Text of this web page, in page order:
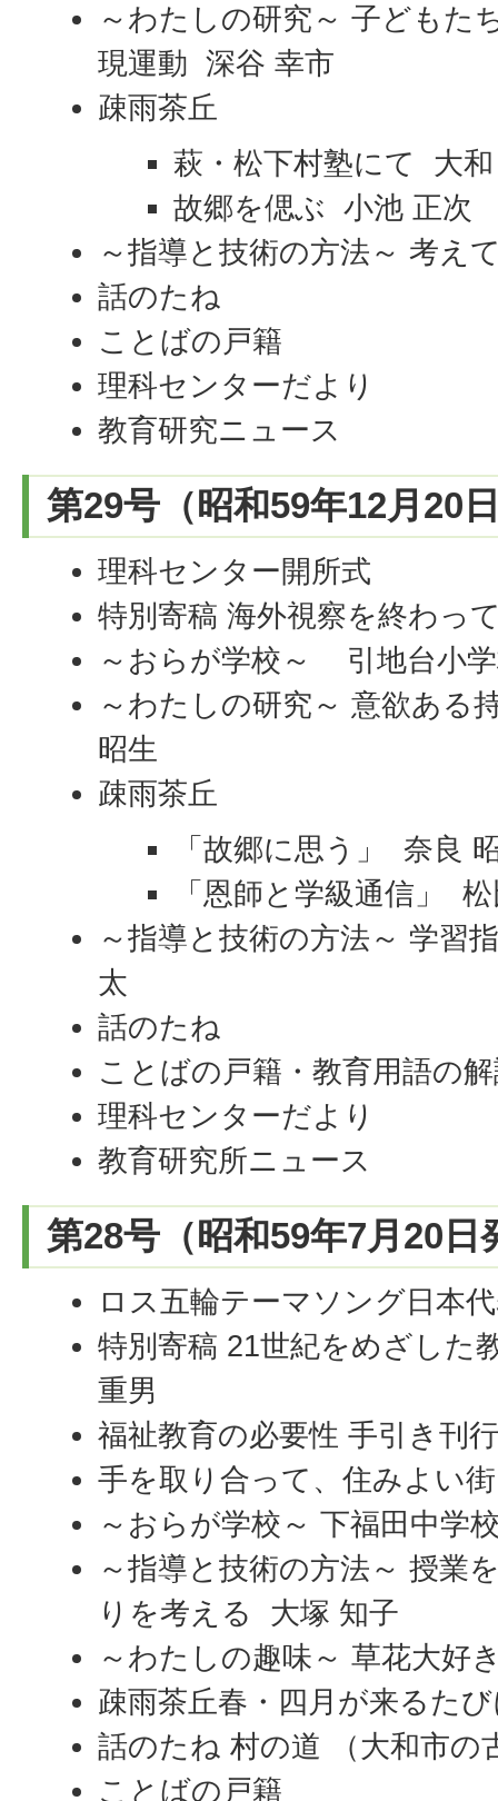
～わたしの研究～ 子どもた
現運動 深谷 幸市
疎雨茶丘
萩・松下村塾にて 大
故郷を偲ぶ 小池 正次
～指導と技術の方法～ 考え
話のたね
ことばの戸籍
理科センターだより
教育研究ニュース
第29号（昭和59年12月20
理科センター開所式
特別寄稿 海外視察を終わっ
～おらが学校～ 引地台小
～わたしの研究～ 意欲ある
昭生
疎雨茶丘
「故郷に思う」 奈良
「恩師と学級通信」
～指導と技術の方法～ 学習
太
話のたね
ことばの戸籍・教育用語の
理科センターだより
教育研究所ニュース
第28号（昭和59年7月20日
ロス五輪テーマソング日本
特別寄稿 21世紀をめざした
重男
福祉教育の必要性 手引き刊
手を取り合って、住みよい
～おらが学校～ 下福田中学
～指導と技術の方法～ 授業
りを考える 大塚 知子
～わたしの趣味～ 草花大好
疎雨茶丘春・四月が来るた
話のたね 村の道 （大和市の
ことばの戸籍